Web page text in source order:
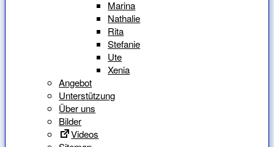
Marina
Nathalie
Rita
Stefanie
Ute
Xenia
Angebot
Unterstützung
Über uns
Bilder
Videos